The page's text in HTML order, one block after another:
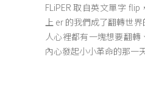
FLiPER 取自英文單字
上 er 的我們成了翻轉世
人心裡都有一塊想要翻轉
內心發起小小革命的那一